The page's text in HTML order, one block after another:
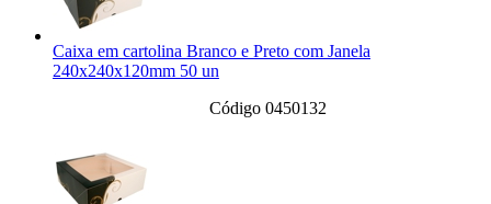
Caixa em cartolina Branco e Preto com Janela
240x240x120mm 50 un
Código 0450132